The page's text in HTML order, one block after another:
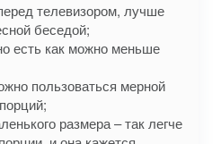
телевизором, лучше
беседой;
есть как можно меньше
пользоваться мерной
размера – так легче